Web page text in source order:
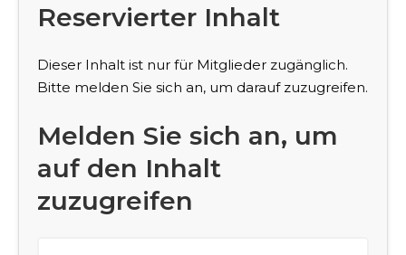
Reservierter Inhalt
Dieser Inhalt ist nur für Mitglieder zugänglich.
Bitte melden Sie sich an, um darauf zuzugreifen.
Melden Sie sich an, um
auf den Inhalt
zuzugreifen